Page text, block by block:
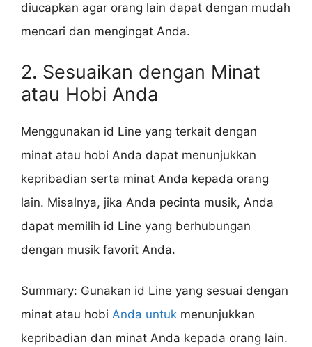
diucapkan agar orang lain dapat dengan mudah
mencari dan mengingat Anda.
2. Sesuaikan dengan Minat
atau Hobi Anda
Menggunakan id Line yang terkait dengan
minat atau hobi Anda dapat menunjukkan
kepribadian serta minat Anda kepada orang
lain. Misalnya, jika Anda pecinta musik, Anda
dapat memilih id Line yang berhubungan
dengan musik favorit Anda.
Summary: Gunakan id Line yang sesuai dengan
minat atau hobi Anda untuk menunjukkan
kepribadian dan minat Anda kepada orang lain.